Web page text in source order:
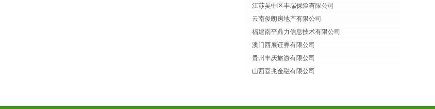
江苏吴中区丰瑞保险有限公司
云南俊朗房地产有限公司
福建南平鼎力信息技术有限公司
澳门西展证券有限公司
贵州丰庆旅游有限公司
山西喜兆金融有限公司